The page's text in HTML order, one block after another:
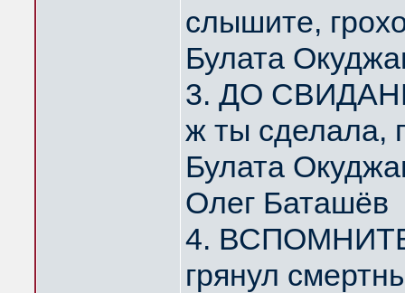
слышите,
Булата
3. ДО
ж ты сделала,
Булата
Олег Баташёв
4.
грянул